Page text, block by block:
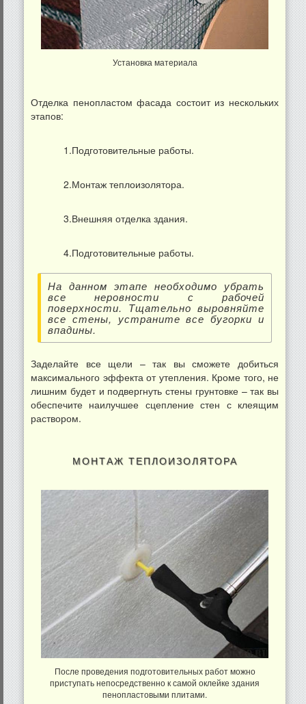
Установка материала
Отделка пенопластом фасада состоит из нескольких
этапов:
1.Подготовительные работы.
2.Монтаж теплоизолятора.
3.Внешняя отделка здания.
4.Подготовительные работы.
На данном этапе необходимо убрать
все неровности с рабочей
поверхности. Тщательно выровняйте
все стены, устраните все бугорки и
впадины.
Заделайте все щели – так вы сможете добиться
максимального эффекта от утепления. Кроме того, не
лишним будет и подвергнуть стены грунтовке – так вы
обеспечите наилучшее сцепление стен с клеящим
раствором.
МОНТАЖ ТЕПЛОИЗОЛЯТОРА
После проведения подготовительных работ можно
приступать непосредственно к самой оклейке здания
пенопластовыми плитами.